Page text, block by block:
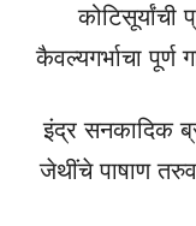
कैवल्यगर्भाचा
इंद्र सनकादिक
जेथींचे पाषाण